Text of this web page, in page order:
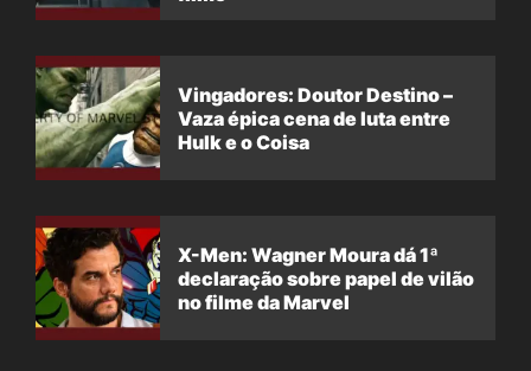
Vingadores: Doutor Destino –
Vaza épica cena de luta entre
Hulk e o Coisa
X-Men: Wagner Moura dá 1ª
declaração sobre papel de vilão
no filme da Marvel